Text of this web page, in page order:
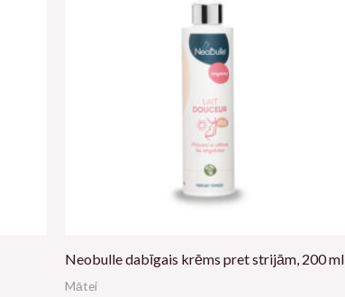
Neobulle dabīgais krēms pret strijām, 200 ml
Mātei